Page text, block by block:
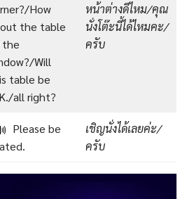
How
the table
the
Will
table be
all right?
หน้าต่างดีไหม/คุณ
นั่งโต๊ะนี้ได้ไหมคะ/
ครับ
Please be
เชิญนั่งได้เลยค่ะ/
ครับ